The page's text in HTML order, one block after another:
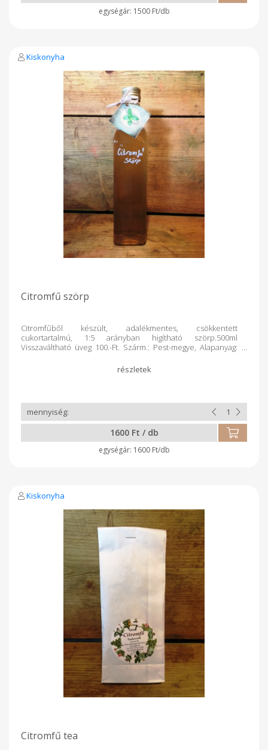
1500 Ft/db
Kiskonyha
Citromfű szörp
Citromfűből készült, adalékmentes, csökkentett
cukortartalmú, 1:5 arányban higítható szörp.500ml
Visszaváltható üveg 100.-Ft. Szárm.: Pest-megye, Alapanyag:
Feldolg.: elsődleges, kézműv.term. Csomagolás: üveg,
1600 Ft / db
1600 Ft/db
Kiskonyha
Citromfű tea